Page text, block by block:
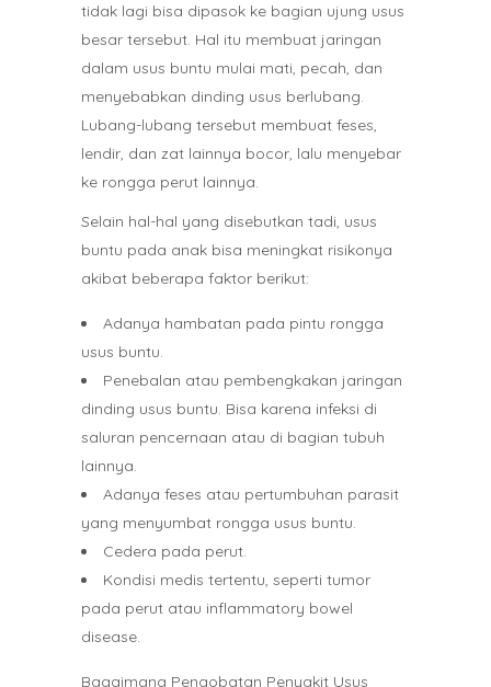
tidak lagi bisa dipasok ke bagian ujung usus
besar tersebut. Hal itu membuat jaringan
dalam usus buntu mulai mati, pecah, dan
menyebabkan dinding usus berlubang.
Lubang-lubang tersebut membuat feses,
lendir, dan zat lainnya bocor, lalu menyebar
ke rongga perut lainnya.
Selain hal-hal yang disebutkan tadi, usus
buntu pada anak bisa meningkat risikonya
akibat beberapa faktor berikut:
Adanya hambatan pada pintu rongga
usus buntu.
Penebalan atau pembengkakan jaringan
dinding usus buntu. Bisa karena infeksi di
saluran pencernaan atau di bagian tubuh
lainnya.
Adanya feses atau pertumbuhan parasit
yang menyumbat rongga usus buntu.
Cedera pada perut.
Kondisi medis tertentu, seperti tumor
pada perut atau inflammatory bowel
disease.
Bagaimana Pengobatan Penyakit Usus